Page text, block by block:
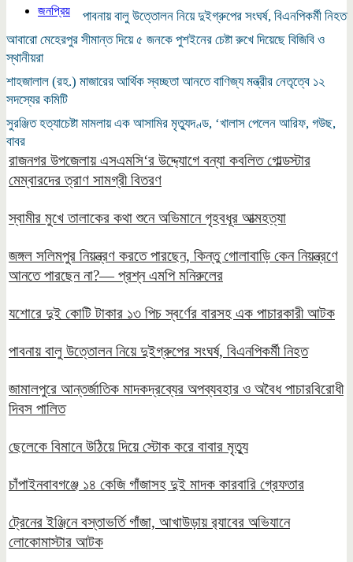
পাবনায় বালু উত্তোলন নিয়ে দুইগ্রুপের সংঘর্ষ, বিএনপিকর্মী নিহত
আবারো মেহেরপুর সীমান্ত দিয়ে ৫ জনকে পুশইনের চেষ্টা রুখে দিয়েছে বিজিবি ও
স্থানীয়রা
শাহজালাল (রহ.) মাজারের আর্থিক স্বচ্ছতা আনতে বাণিজ্য মন্ত্রীর নেতৃত্বে ১২
সদস্যের কমিটি
সুরঞ্জিত হত্যাচেষ্টা মামলায় এক আসামির মৃত্যুদণ্ড, ‘খালাস পেলেন আরিফ, গউছ,
বাবর
জনপ্রিয়
রাজনগর উপজেলায় এসএমসি‘র উদ্দ্যোগে বন্যা কবলিত গোল্ডস্টার
মেম্বারদের ত্রাণ সামগ্রী বিতরণ
স্বামীর মুখে তালাকের কথা শুনে অভিমানে গৃহবধূর আত্মহত্যা
জঙ্গল সলিমপুর নিয়ন্ত্রণ করতে পারছেন, কিন্তু গোলাবাড়ি কেন নিয়ন্ত্রণে
আনতে পারছেন না?— প্রশ্ন এমপি মনিরুলের
যশোরে দুই কোটি টাকার ১৩ পিচ স্বর্ণের বারসহ এক পাচারকারী আটক
পাবনায় বালু উত্তোলন নিয়ে দুইগ্রুপের সংঘর্ষ, বিএনপিকর্মী নিহত
জামালপুরে আন্তর্জাতিক মাদকদ্রব্যের অপব্যবহার ও অবৈধ পাচারবিরোধী
দিবস পালিত
ছেলেকে বিমানে উঠিয়ে দিয়ে স্টোক করে বাবার মৃত্যু
চাঁপাইনবাবগঞ্জে ১৪ কেজি গাঁজাসহ দুই মাদক কারবারি গ্রেফতার
ট্রেনের ইঞ্জিনে বস্তাভর্তি গাঁজা, আখাউড়ায় র‍্যাবের অভিযানে
লোকোমাস্টার আটক